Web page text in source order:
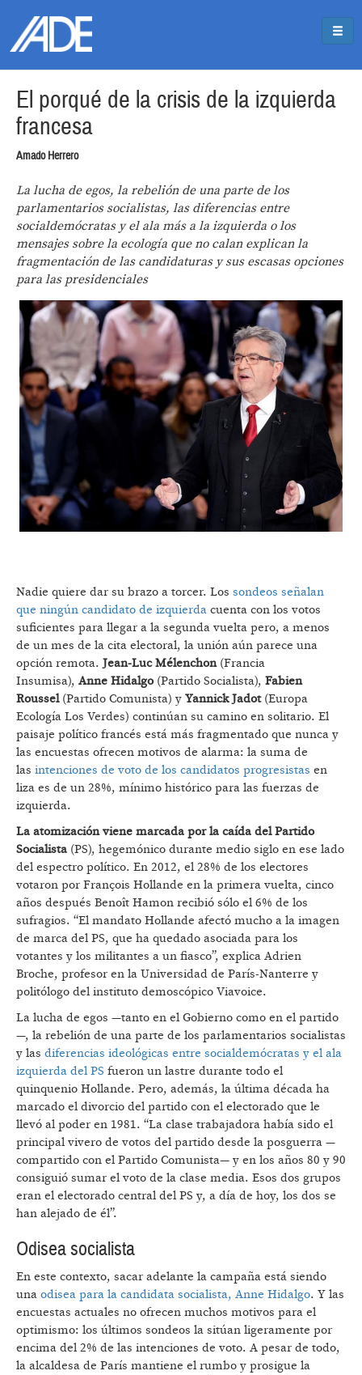
El porqué de la crisis de la izquierda
francesa
Amado Herrero
La lucha de egos, la rebelión de una parte de los
parlamentarios socialistas, las diferencias entre
socialdemócratas y el ala más a la izquierda o los
mensajes sobre la ecología que no calan explican la
fragmentación de las candidaturas y sus escasas opciones
para las presidenciales
Nadie quiere dar su brazo a torcer. Los sondeos señalan
que ningún candidato de izquierda cuenta con los votos
suficientes para llegar a la segunda vuelta pero, a menos
de un mes de la cita electoral, la unión aún parece una
opción remota.Jean-Luc Mélenchon(Francia
Insumisa), Anne Hidalgo(Partido Socialista), Fabien
Roussel (Partido Comunista) y Yannick Jadot (Europa
Ecología Los Verdes) continúan su camino en solitario. El
paisaje político francés está más fragmentado que nunca y
las encuestas ofrecen motivos de alarma: la suma de
las intenciones de voto de los candidatos progresistas en
liza es de un 28%, mínimo histórico para las fuerzas de
izquierda.
La atomización viene marcada por la caída del Partido
Socialista (PS), hegemónico durante medio siglo en ese lado
del espectro político. En 2012, el 28% de los electores
votaron por François Hollande en la primera vuelta, cinco
años después Benoît Hamon recibió sólo el 6% de los
sufragios. “El mandato Hollande afectó mucho a la imagen
de marca del PS, que ha quedado asociada para los
votantes y los militantes a un fiasco”, explica Adrien
Broche, profesor en la Universidad de París-Nanterre y
politólogo del instituto demoscópico Viavoice.
La lucha de egos —tanto en el Gobierno como en el partido
—, la rebelión de una parte de los parlamentarios socialistas
y las diferencias ideológicas entre socialdemócratas y el ala
izquierda del PS fueron un lastre durante todo el
quinquenio Hollande. Pero, además, la última década ha
marcado el divorcio del partido con el electorado que le
llevó al poder en 1981. “La clase trabajadora había sido el
principal vivero de votos del partido desde la posguerra —
compartido con el Partido Comunista— y en los años 80 y 90
consiguió sumar el voto de la clase media. Esos dos grupos
eran el electorado central del PS y, a día de hoy, los dos se
han alejado de él”.
Odisea socialista
En este contexto, sacar adelante la campaña está siendo
una odisea para la candidata socialista, Anne Hidalgo. Y las
encuestas actuales no ofrecen muchos motivos para el
optimismo: los últimos sondeos la sitúan ligeramente por
encima del 2% de las intenciones de voto. A pesar de todo,
la alcaldesa de París mantiene el rumbo y prosigue la